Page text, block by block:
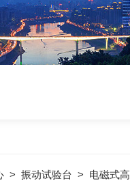
> 振动试验台 > 电磁式